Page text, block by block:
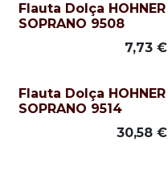
Flauta Dolça HOHNER
SOPRANO 9508
7,73€
Flauta Dolça HOHNER
SOPRANO 9514
30,58€